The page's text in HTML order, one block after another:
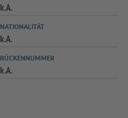
SPIELPLUS
k.A.
NATIONALITÄT
k.A.
RÜCKENNUMMER
k.A.